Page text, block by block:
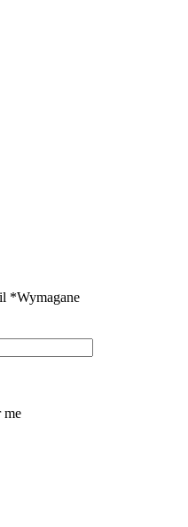
*Wymagane
me